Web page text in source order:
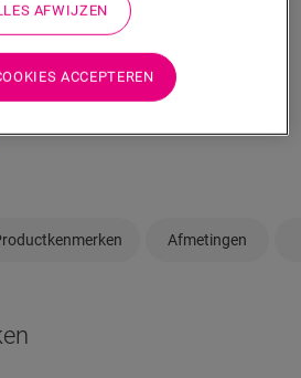
of deze vloer bij je stijl en
Afmetingen
AFWIJZEN
ACCEPTEREN